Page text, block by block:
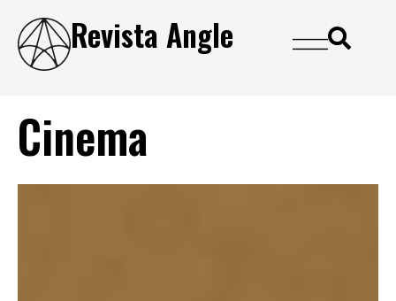
Revista Angle
Cinema